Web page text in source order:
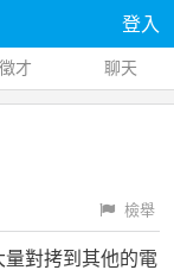
登入
徵才 聊天
檢舉
對拷到其他的電